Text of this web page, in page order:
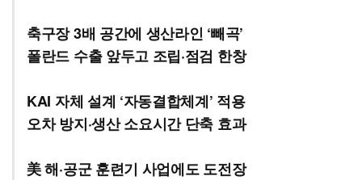
축구장 3배 공간에 생산라인 ‘빼곡’
폴란드 수출 앞두고 조립·점검 한창
KAI 자체 설계 ‘자동결합체계’ 적용
오차 방지·생산 소요시간 단축 효과
美 해·공군 훈련기 사업에도 도전장